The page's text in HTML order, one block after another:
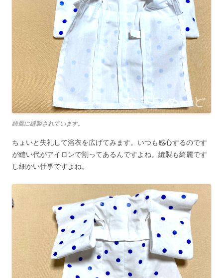
綺麗に縫製されています。
ちょいと失礼して浴衣を広げてみます。いつも感心するのです
が縫い代がアイロンで割ってあるんですよね。縫製も綺麗です
し細かい仕事ですよね。